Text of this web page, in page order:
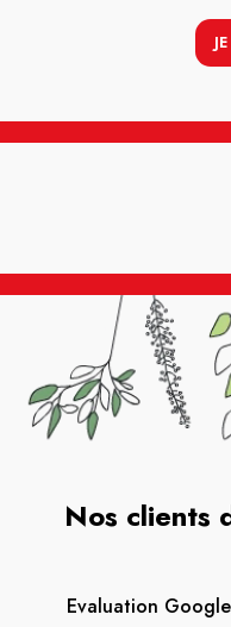
Nos clients
Evaluation